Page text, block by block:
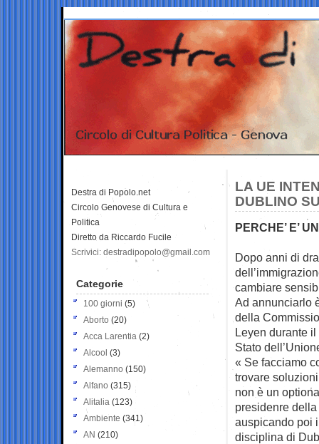
LA UE
DUBLINO
PERCHE’ E’
Dopo anni di
cambiare
Ad annunciarlo
della
Leyen durante
Stato
« Se facciamo
trovare
non è un
presidenre
auspicando poi
disciplina di
Destra di Popolo.net
Circolo Genovese di Cultura e
Politica
Diretto da Riccardo Fucile
Scrivici: destradipopolo@gmail.com
Categorie
100 giorni (5)
Aborto (20)
Acca Larentia (2)
Alcool (3)
Alemanno (150)
Alfano (315)
Alitalia (123)
Ambiente (341)
AN (210)